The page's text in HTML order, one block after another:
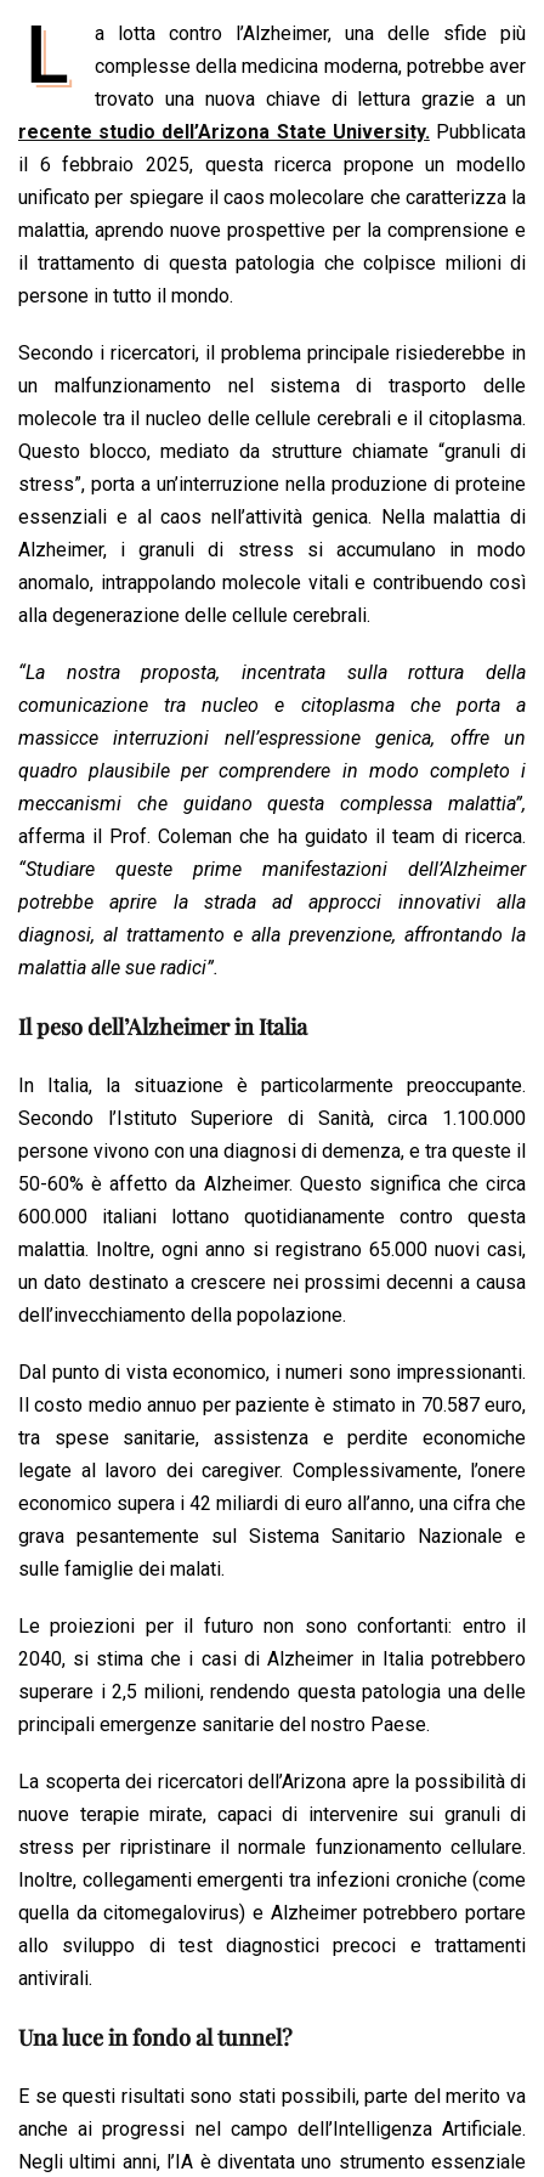
o
o
k
a
t
s
A
p
p
n
k
e
d
I
n
r
e
a
d
s
a
i
p
y
L
i
n
k
i
n
t
L
a lotta contro l’Alzheimer, una delle sfide più
complesse della medicina moderna, potrebbe aver
trovato una nuova chiave di lettura grazie a un
recente studio dell’Arizona State University. Pubblicata
il 6 febbraio 2025, questa ricerca propone un modello
unificato per spiegare il caos molecolare che caratterizza la
malattia, aprendo nuove prospettive per la comprensione e
il trattamento di questa patologia che colpisce milioni di
persone in tutto il mondo.
Secondo i ricercatori, il problema principale risiederebbe in
un malfunzionamento nel sistema di trasporto delle
molecole tra il nucleo delle cellule cerebrali e il citoplasma.
Questo blocco, mediato da strutture chiamate “granuli di
stress”, porta a un’interruzione nella produzione di proteine
essenziali e al caos nell’attività genica. Nella malattia di
Alzheimer, i granuli di stress si accumulano in modo
anomalo, intrappolando molecole vitali e contribuendo così
alla degenerazione delle cellule cerebrali.
“La nostra proposta, incentrata sulla rottura della
comunicazione tra nucleo e citoplasma che porta a
massicce interruzioni nell’espressione genica, offre un
quadro plausibile per comprendere in modo completo i
meccanismi che guidano questa complessa malattia”,
afferma il Prof. Coleman che ha guidato il team di ricerca.
“Studiare queste prime manifestazioni dell’Alzheimer
potrebbe aprire la strada ad approcci innovativi alla
diagnosi, al trattamento e alla prevenzione, affrontando la
malattia alle sue radici”.
Il peso dell’Alzheimer in Italia
In Italia, la situazione è particolarmente preoccupante.
Secondo l’Istituto Superiore di Sanità, circa 1.100.000
persone vivono con una diagnosi di demenza, e tra queste il
50-60% è affetto da Alzheimer. Questo significa che circa
600.000 italiani lottano quotidianamente contro questa
malattia. Inoltre, ogni anno si registrano 65.000 nuovi casi,
un dato destinato a crescere nei prossimi decenni a causa
dell’invecchiamento della popolazione.
Dal punto di vista economico, i numeri sono impressionanti.
Il costo medio annuo per paziente è stimato in 70.587 euro,
tra spese sanitarie, assistenza e perdite economiche
legate al lavoro dei caregiver. Complessivamente, l’onere
economico supera i 42 miliardi di euro all’anno, una cifra che
grava pesantemente sul Sistema Sanitario Nazionale e
sulle famiglie dei malati.
Le proiezioni per il futuro non sono confortanti: entro il
2040, si stima che i casi di Alzheimer in Italia potrebbero
superare i 2,5 milioni, rendendo questa patologia una delle
principali emergenze sanitarie del nostro Paese.
La scoperta dei ricercatori dell’Arizona apre la possibilità di
nuove terapie mirate, capaci di intervenire sui granuli di
stress per ripristinare il normale funzionamento cellulare.
Inoltre, collegamenti emergenti tra infezioni croniche (come
quella da citomegalovirus) e Alzheimer potrebbero portare
allo sviluppo di test diagnostici precoci e trattamenti
antivirali.
Una luce in fondo al tunnel?
E se questi risultati sono stati possibili, parte del merito va
anche ai progressi nel campo dell’Intelligenza Artificiale.
Negli ultimi anni, l’IA è diventata uno strumento essenziale